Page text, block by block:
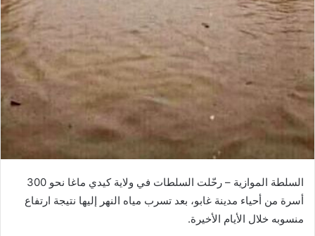
السلطة الموازية – رحّلت السلطات في ولاية كيدي ماغا نحو 300
أسرة من أحياء مدينة غابو، بعد تسرب مياه النهر إليها نتيجة ارتفاع
منسوبه خلال الأيام الأخيرة.